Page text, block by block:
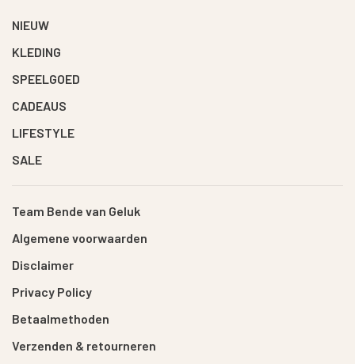
NIEUW
KLEDING
SPEELGOED
CADEAUS
LIFESTYLE
SALE
Team Bende van Geluk
Algemene voorwaarden
Disclaimer
Privacy Policy
Betaalmethoden
Verzenden & retourneren